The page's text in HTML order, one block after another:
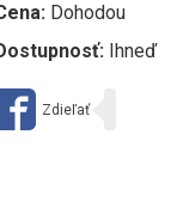
Dohodou
Ihneď